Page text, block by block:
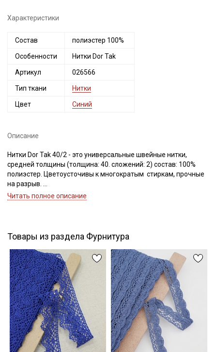
Характеристики
Состав полиэстер 100%
Особенности Нитки Dor Tak
Артикул 026566
Тип ткани Нитки
Цвет Синий
Описание
Нитки Dor Tak 40/2 - это универсальные швейные нитки,
средней толщины (толщина: 40. сложений: 2) состав: 100%
полиэстер. Цветоусточивы к многократым стиркам, прочные
на разрыв.
Если требуется подбор цвета — наш менеджер подберет для
Читать полное описание
Товары из раздела Фурнитура
Мы публикуем здесь дополнительные
категории тканей
Ознакомлен(а) сПолитикой обработки персональных
данных
данных